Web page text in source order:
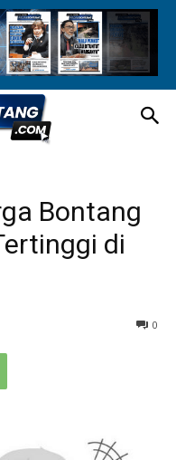
Bontang
di
0